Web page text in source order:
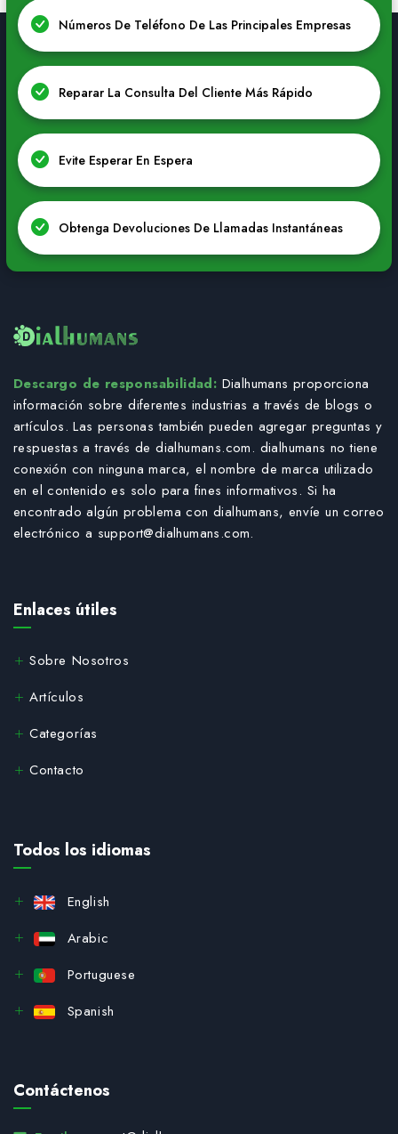
Números De Teléfono De Las Principales Empresas
Reparar La Consulta Del Cliente Más Rápido
Evite Esperar En Espera
Obtenga Devoluciones De Llamadas Instantáneas
Descargo de responsabilidad: Dialhumans proporciona
información sobre diferentes industrias a través de blogs o
artículos. Las personas también pueden agregar preguntas y
respuestas a través de dialhumans.com. dialhumans no tiene
conexión con ninguna marca, el nombre de marca utilizado
en el contenido es solo para fines informativos. Si ha
encontrado algún problema con dialhumans, envíe un correo
electrónico a support@dialhumans.com.
Enlaces útiles
Sobre Nosotros
Artículos
Categorías
Contacto
Todos los idiomas
English
Arabic
Portuguese
Spanish
Contáctenos